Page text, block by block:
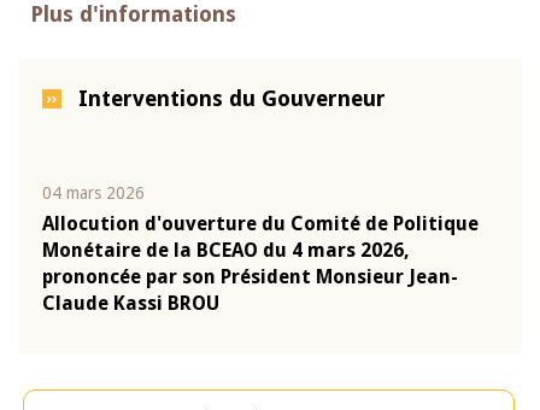
Plus d'informations
Interventions du Gouverneur
04 mars 2026
Allocution d'ouverture du Comité de Politique
Monétaire de la BCEAO du 4 mars 2026,
prononcée par son Président Monsieur Jean-
Claude Kassi BROU